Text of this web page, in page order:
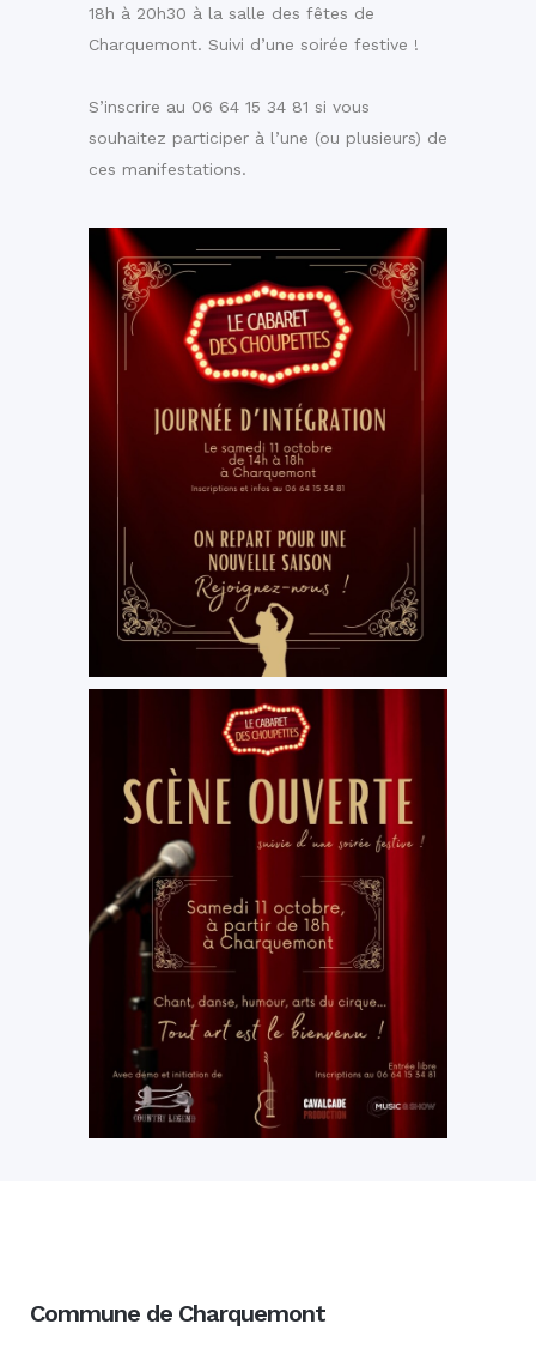
18h à 20h30 à la salle des fêtes de
Charquemont. Suivi d’une soirée festive !
S’inscrire au 06 64 15 34 81 si vous
souhaitez participer à l’une (ou plusieurs) de
ces manifestations.
Commune de Charquemont